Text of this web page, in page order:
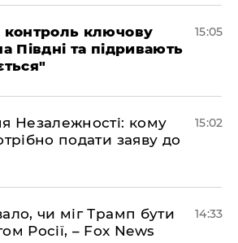
контроль ключову
Півдні та підривають
15:05
Незалежності: кому
подати заяву до
15:02
чи міг Трамп бути
Росії, – Fox News
14:33